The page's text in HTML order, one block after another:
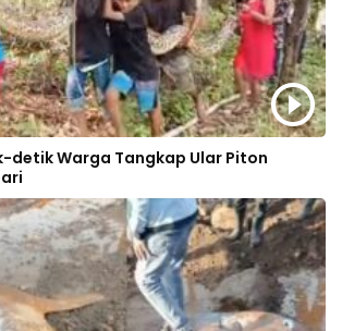
detik Warga Tangkap Ular Piton